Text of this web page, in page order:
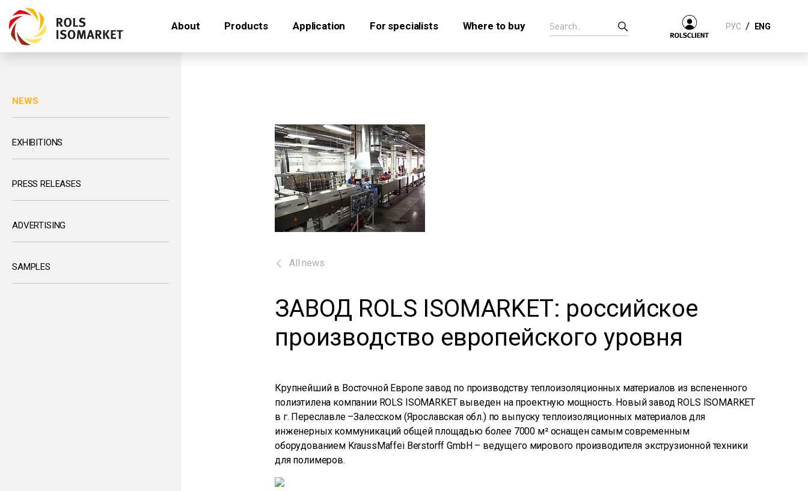
About Products Application For specialists Where to buy РУС / ENG
NEWS
EXHIBITIONS
PRESS RELEASES
ADVERTISING
SAMPLES All news
ЗАВОД ROLS ISOMARKET: российское
производство европейского уровня
Крупнейший в Восточной Европе завод по производству теплоизоляционных материалов из вспененного
полиэтилена компании ROLS ISOMARKET выведен на проектную мощность. Новый завод ROLS ISOMARKET
в г. Переславле –Залесском (Ярославская обл.) по выпуску теплоизоляционных материалов для
инженерных коммуникаций общей площадью более 7000 м² оснащен самым современным
оборудованием KraussMaffei Berstorff GmbH – ведущего мирового производителя экструзионной техники
для полимеров.